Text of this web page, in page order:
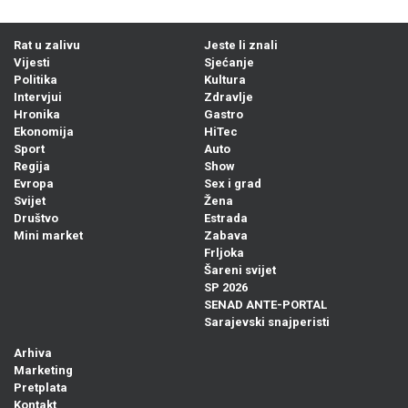
Rat u zalivu
Vijesti
Politika
Intervjui
Hronika
Ekonomija
Sport
Regija
Evropa
Svijet
Društvo
Mini market
Jeste li znali
Sjećanje
Kultura
Zdravlje
Gastro
HiTec
Auto
Show
Sex i grad
Žena
Estrada
Zabava
Frljoka
Šareni svijet
SP 2026
SENAD ANTE-PORTAL
Sarajevski snajperisti
Arhiva
Marketing
Pretplata
Kontakt